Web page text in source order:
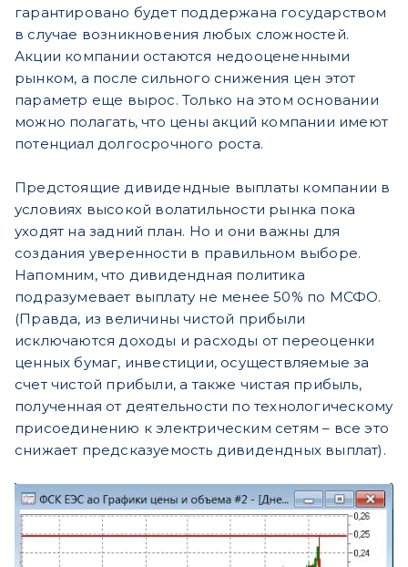
гарантировано будет поддержана государством
в случае возникновения любых сложностей.
Акции компании остаются недооцененными
рынком, а после сильного снижения цен этот
параметр еще вырос. Только на этом основании
можно полагать, что цены акций компании имеют
потенциал долгосрочного роста.
Предстоящие дивидендные выплаты компании в
условиях высокой волатильности рынка пока
уходят на задний план. Но и они важны для
создания уверенности в правильном выборе.
Напомним, что дивидендная политика
подразумевает выплату не менее 50% по МСФО.
(Правда, из величины чистой прибыли
исключаются доходы и расходы от переоценки
ценных бумаг, инвестиции, осуществляемые за
счет чистой прибыли, а также чистая прибыль,
полученная от деятельности по технологическому
присоединению к электрическим сетям – все это
снижает предсказуемость дивидендных выплат).